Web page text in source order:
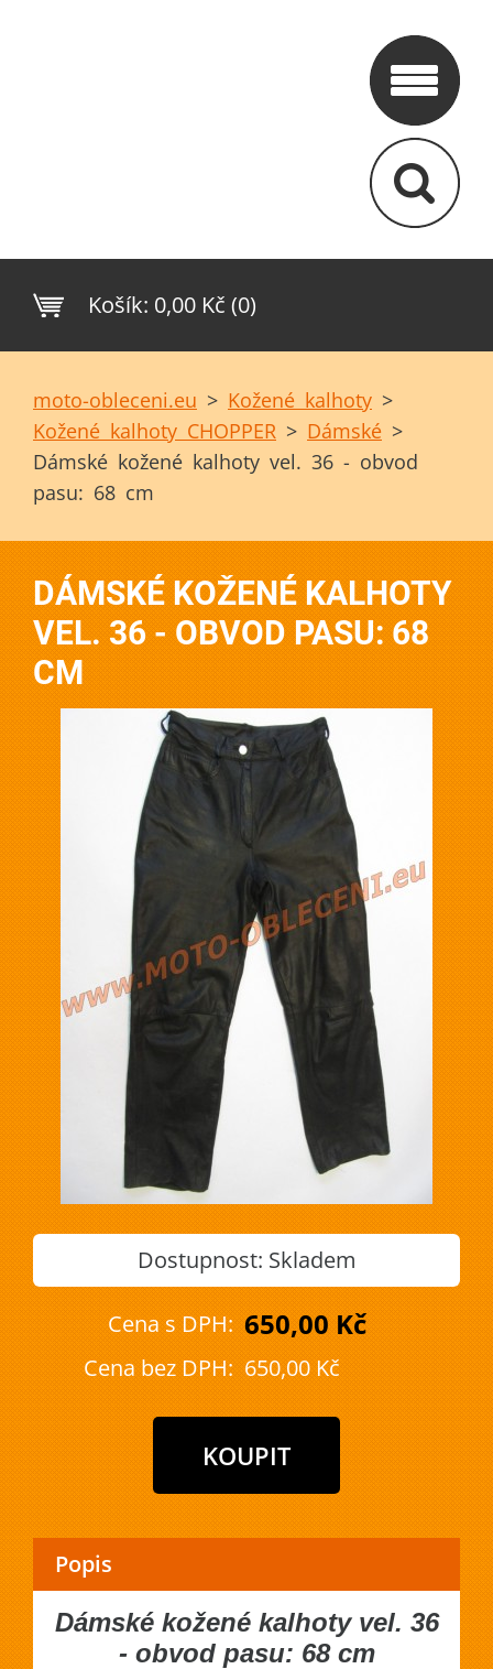
Košík: 0,00 Kč (0)
moto-obleceni.eu > Kožené kalhoty >
Kožené kalhoty CHOPPER > Dámské >
Dámské kožené kalhoty vel. 36 - obvod
pasu: 68 cm
DÁMSKÉ KOŽENÉ KALHOTY
VEL. 36 - OBVOD PASU: 68
CM
Dostupnost: Skladem
Cena s DPH: 650,00 Kč
Cena bez DPH: 650,00 Kč
Popis
Dámské kožené kalhoty vel. 36
- obvod pasu: 68 cm